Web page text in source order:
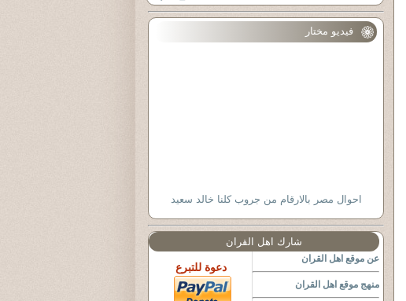
فيديو مختار
احوال مصر بالارقام من جروب كلنا خالد سعيد
شارك اهل القران
عن موقع اهل القران
منهج موقع اهل القران
دعوة للتبرع